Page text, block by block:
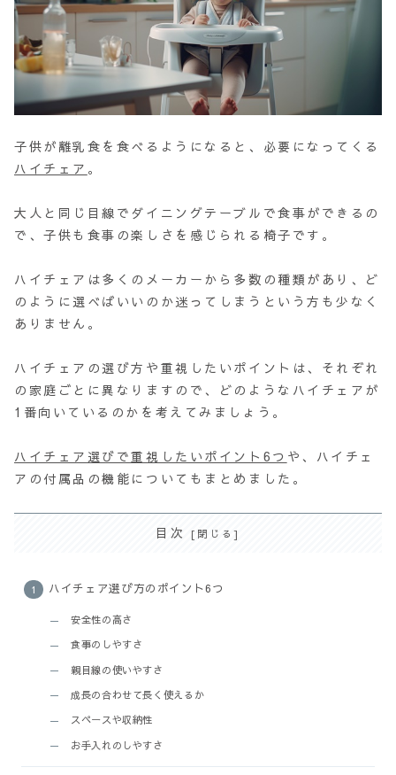
子供が離乳食を食べるようになると、必要になってくる
ハイチェア 。
大人と同じ目線でダイニングテーブルで食事ができるの
で、子供も食事の楽しさを感じられる椅子です。
ハイチェアは多くのメーカーから多数の種類があり、ど
のように選べばいいのか迷ってしまうという方も少なく
ありません。
ハイチェアの選び方や重視したいポイントは、それぞれ
の家庭ごとに異なりますので、どのようなハイチェアが
1番向いているのかを考えてみましょう。
ハイチェア選びで重視したいポイント6つ や、ハイチェ
アの付属品の機能についてもまとめました。
目次
ハイチェア選び方のポイント6つ
安全性の高さ
食事のしやすさ
親目線の使いやすさ
成長の合わせて長く使えるか
スペースや収納性
お手入れのしやすさ